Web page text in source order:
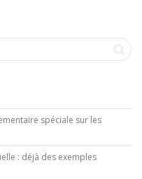
spéciale sur les
: déjà des exemples